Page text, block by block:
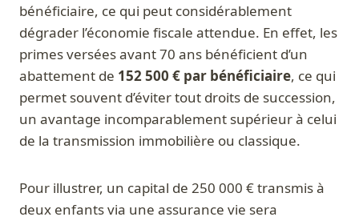
bénéficiaire, ce qui peut considérablement
dégrader l’économie fiscale attendue. En effet, les
primes versées avant 70 ans bénéficient d’un
abattement de 152 500 € par bénéficiaire, ce qui
permet souvent d’éviter tout droits de succession,
un avantage incomparablement supérieur à celui
de la transmission immobilière ou classique.
Pour illustrer, un capital de 250 000 € transmis à
deux enfants via une assurance vie sera